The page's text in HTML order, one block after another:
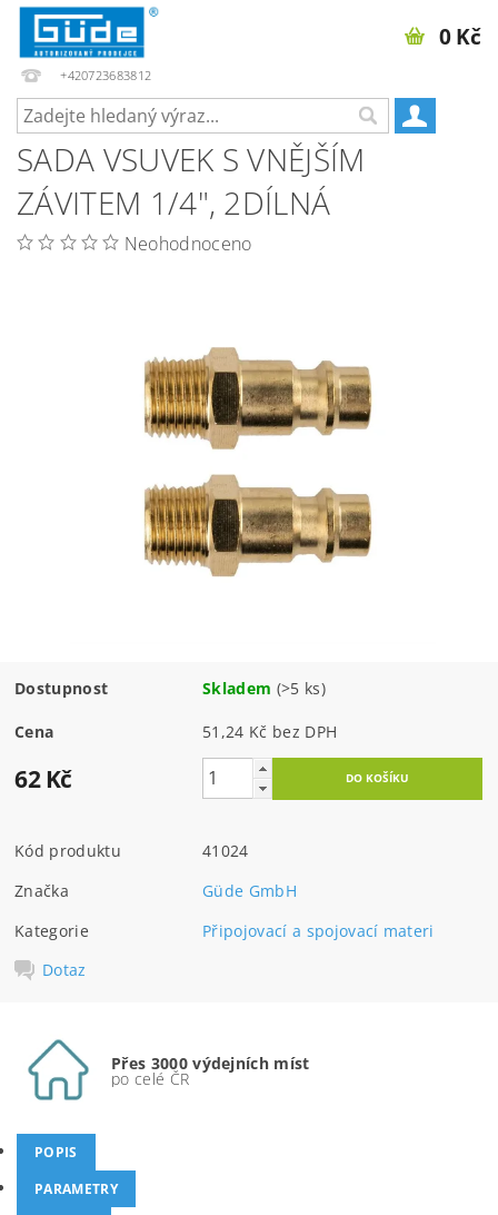
+420723683812
0 Kč
SADA VSUVEK S VNĚJŠÍM
ZÁVITEM 1/4", 2DÍLNÁ
Neohodnoceno
Dostupnost Skladem (>5 ks)
Cena 51,24 Kč bez DPH
62 Kč
Kód produktu
41024
Značka
Güde GmbH
Kategorie
Připojovací a spojovací materi
Dotaz
Přes 3000 výdejních míst
po celé ČR
POPIS
PARAMETRY